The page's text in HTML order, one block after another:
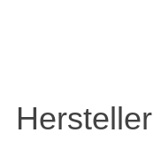
Hersteller